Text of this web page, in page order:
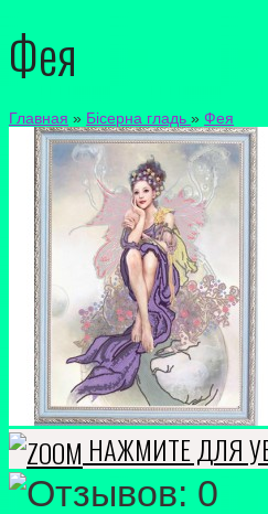
Фея
Главная » Бісерна гладь » Фея
НАЖМИТЕ ДЛЯ